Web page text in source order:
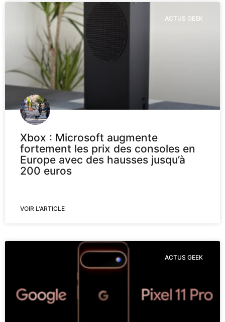
ACTUS GEEK
Xbox : Microsoft augmente
fortement les prix des consoles en
Europe avec des hausses jusqu’à
200 euros
VOIR L'ARTICLE
ACTUS GEEK